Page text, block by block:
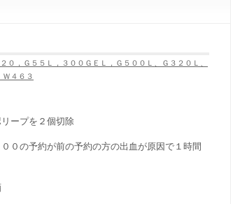
０，Ｇ５５Ｌ，３００ＧＥＬ，Ｇ５００Ｌ、Ｇ３２０Ｌ、
４６３
ープを２個切除
の予約が前の予約の方の出血が原因で１時間